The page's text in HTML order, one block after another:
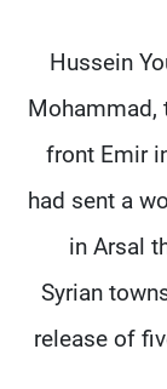
Hussein
Mohammad,
front Emir
had sent a
in Arsal
Syrian
release of